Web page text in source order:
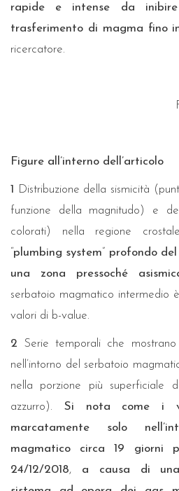
rapide e intense da inibire
trasferimento di magma fino
ricercatore.
Figure all’interno dell’articolo
1
Distribuzione della sismicità
funzione della magnitudo) e
colorati) nella regione
“plumbing system” profondo del
una zona pressoché
serbatoio magmatico intermedio
valori di b-value.
2 Serie temporali che
nell’intorno del serbatoio
nella porzione più superficiale
azzurro). Si nota come i
marcatamente solo
magmatico circa 19 giorni
24/12/2018, a causa di una